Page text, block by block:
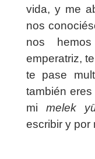
vida, y me
nos
nos
emperatriz,
te pase
también
mi melek
escribir y por